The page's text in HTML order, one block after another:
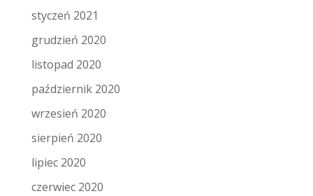
styczeń 2021
grudzień 2020
listopad 2020
październik 2020
wrzesień 2020
sierpień 2020
lipiec 2020
czerwiec 2020